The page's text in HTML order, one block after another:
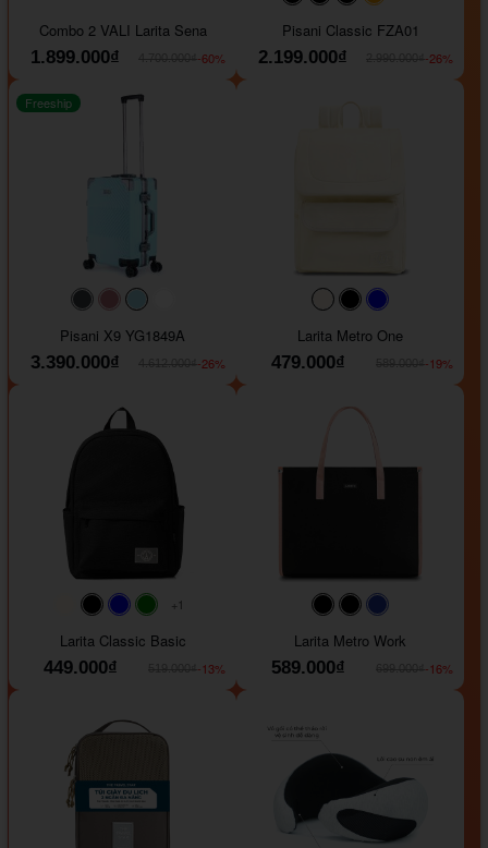
Combo 2 VALI Larita Sena
1.899.000₫
-60%
#000000#000000
#000000
#ffa500
Pisani Classic FZA01
2.199.000₫
-26%
#40454a#b76e79
#9ad8e7
Freeship
Pisani X9 YG1849A
3.390.000₫
-26%
#faf0e6#000000
Larita Metro One
479.000₫
-19%
#faf0e6
#000000#0000FF#008000
+1
Larita Classic Basic
449.000₫
-13%
#000000#000000
Larita Metro Work
589.000₫
-16%